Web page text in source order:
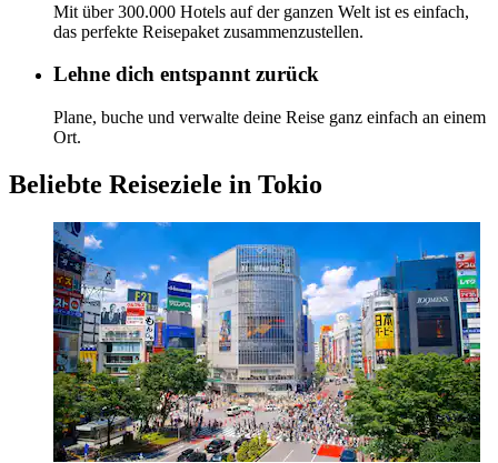
Mit über 300.000 Hotels auf der ganzen Welt ist es einfach,
das perfekte Reisepaket zusammenzustellen.
Lehne dich entspannt zurück
Plane, buche und verwalte deine Reise ganz einfach an einem
Ort.
Beliebte Reiseziele in Tokio